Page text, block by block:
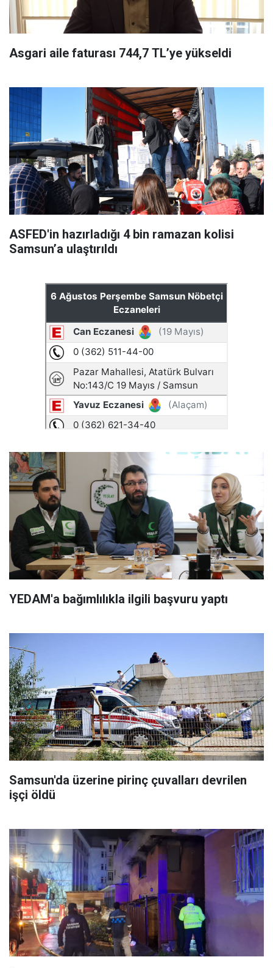
Asgari aile faturası 744,7 TL’ye yükseldi
ASFED'in hazırladığı 4 bin ramazan kolisi
Samsun’a ulaştırıldı
YEDAM'a bağımlılıkla ilgili başvuru yaptı
Samsun'da üzerine pirinç çuvalları devrilen
işçi öldü